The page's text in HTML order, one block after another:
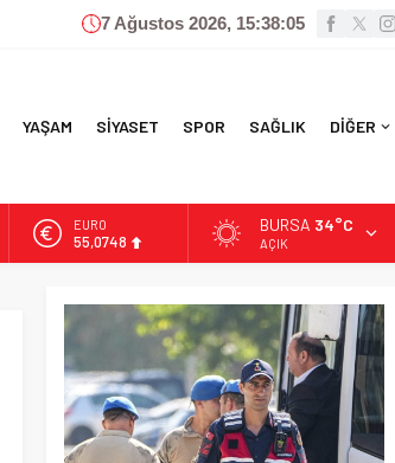
7 Ağustos 2026, 15:38:06
YAŞAM SİYASET SPOR SAĞLIK DİĞER
ALTIN
6.623,43
13.785,25
DOLAR
EURO
55,0748
BURSA 34°C
AÇIK